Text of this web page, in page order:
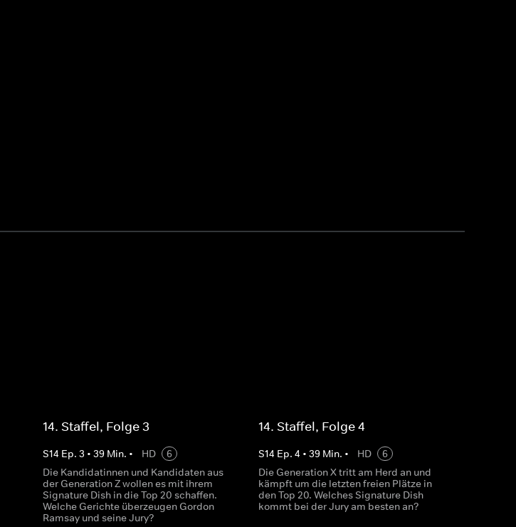
14. Staffel, Folge 3
S14 Ep. 3 • 39Min. • HD
6
Die Kandidatinnen und Kandidaten aus
der Generation Z wollen es mit ihrem
Signature Dish in die Top 20 schaffen.
Welche Gerichte überzeugen Gordon
Ramsay und seine Jury?
14. Staffel, Folge 4
S14 Ep. 4 • 39Min. • HD
6
Die Generation X tritt am Herd an und
kämpft um die letzten freien Plätze in
den Top 20. Welches Signature Dish
kommt bei der Jury am besten an?